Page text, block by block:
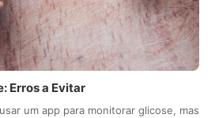
Erros a Evitar
um app para monitorar glicose, mas